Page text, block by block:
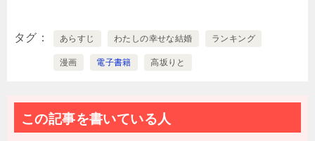
タグ あらすじ わたしの幸せな結婚 ランキング
漫画 電子書籍 高坂りと
この記事を書いている人